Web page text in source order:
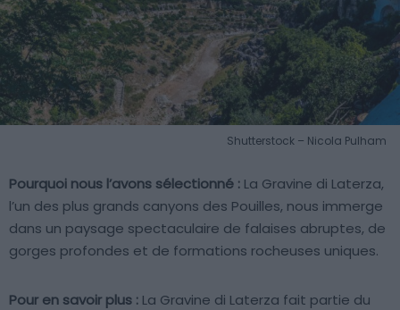
Shutterstock – Nicola Pulham
Pourquoi nous l’avons sélectionné : La Gravine di Laterza,
l’un des plus grands canyons des Pouilles, nous immerge
dans un paysage spectaculaire de falaises abruptes, de
gorges profondes et de formations rocheuses uniques.
Pour en savoir plus : La Gravine di Laterza fait partie du